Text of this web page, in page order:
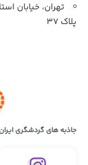
تهران، خیابان
پلاک 37
جاذبه های گردشگری ایران